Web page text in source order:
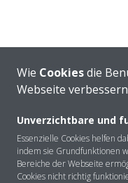
Wie Cookiesdie
Webseite verbessern
Unverzichtbare und
Essenzielle Cookies helfen
indem sie Grundfunktionen
Bereiche der Webseite
Cookies nicht richtig